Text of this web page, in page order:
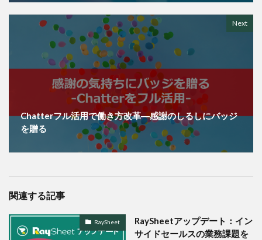
Next
Chatterフル活用で働き方改革―感謝のしるしにバッジ
を贈る
関連する記事
RaySheet
RaySheetアップデート：イン
サイドセールスの業務課題を